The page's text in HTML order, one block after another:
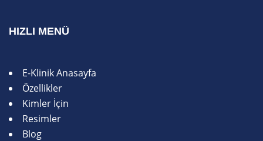
HIZLI MENÜ
E-Klinik Anasayfa
Özellikler
Kimler İçin
Resimler
Blog